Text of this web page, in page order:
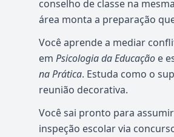
conselho de classe na
área monta a preparação
Você aprende a mediar
em Psicologia da Educação e
na Prática. Estuda como o
reunião decorativa.
Você sai pronto para
inspeção escolar via